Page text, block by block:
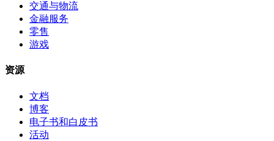
交通与物流
金融服务
零售
游戏
资源
文档
博客
电子书和白皮书
活动